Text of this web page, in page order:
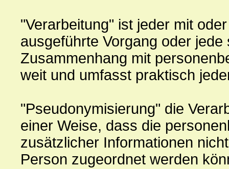
"Verarbeitung" ist jeder mit
ausgeführte Vorgang oder
Zusammenhang mit
weit und umfasst praktisch
"Pseudonymisierung" die
einer Weise, dass die
zusätzlicher Informationen
Person zugeordnet werden